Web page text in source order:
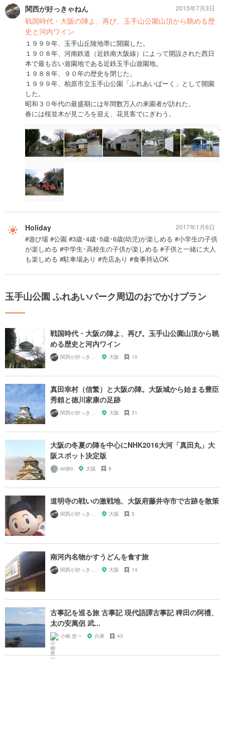
関西が好っきゃねん
戦国時代・大阪の陣よ、再び。玉手山公園山頂から眺める歴
史と河内ワイン
１９９９年、玉手山丘陵地帯に開園した。
１９０８年、河南鉄道（近鉄南大阪線）によって開設された西日
本で最も古い遊園地である近鉄玉手山遊園地。
１９８８年、９０年の歴史を閉じた。
１９９９年、柏原市立玉手山公園「ふれあいぱーく」として開園
した。
昭和３０年代の最盛期には年間数万人の来園者が訪れた。
春には桜並木が見ごろを迎え、花見客でにぎわう。
2015年7月3日
Holiday
#遊び場 #公園 #3歳･4歳･5歳･6歳(幼児)が楽しめる #小学生の子供
が楽しめる #中学生･高校生の子供が楽しめる #子供と一緒に大人
も楽しめる #駐車場あり #売店あり #食事持込OK
2017年1月6日
玉手山公園 ふれあいパーク周辺のおでかけプラン
戦国時代・大阪の陣よ、再び。玉手山公園山頂から眺
める歴史と河内ワイン
関西が好っきゃねん 大阪 10
真田幸村（信繁）と大阪の陣。大阪城から始まる豊臣
秀頼と徳川家康の足跡
関西が好っきゃねん 大阪 31
大阪の冬夏の陣を中心にNHK2016大河「真田丸」大
阪スポット決定版
seijiro 大阪 8
道明寺の戦いの激戦地、大阪府藤井寺市で古跡を散策
関西が好っきゃねん 大阪 5
南河内名物かすうどんを食す旅
関西が好っきゃねん 大阪 14
古事記を巡る旅 古事記 現代語譯古事記 稗田の阿禮、
太の安萬侶 武...
小柳 恵一 兵庫 43